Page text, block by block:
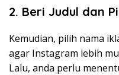
2. Beri Judul dan
Kemudian, pilih nama
agar Instagram lebih
Lalu, anda perlu